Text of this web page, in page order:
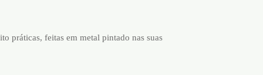
práticas, feitas em metal pintado nas suas